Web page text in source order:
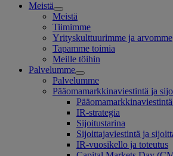
Meistä
Meistä
Tiimimme
Yrityskulttuurimme ja arvomme
Tapamme toimia
Meille töihin
Palvelumme
Palvelumme
Pääomamarkkinaviestintä ja
IR-strategia
Sijoitustarina
Sijoittajaviestintä ja
IR-vuosikello ja toteutus